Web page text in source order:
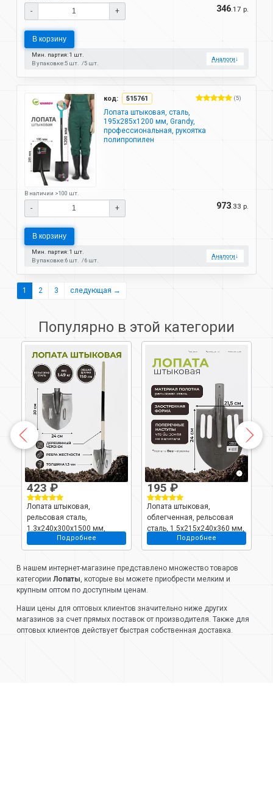
- + 346 .17 р.
В корзину
Мин. партия: 1 шт.
В упаковке:5 шт. 5 шт.
Аналоги↓
код: 515761 (5)
Лопата штыковая, сталь,
195х285х1200 мм, Grandy,
профессиональная, рукоятка
полипропилен
В наличии >100 шт.
- + 973 .33 р.
В корзину
Мин. партия: 1 шт.
В упаковке:6 шт. 6 шт.
Аналоги↓
1 2 3 следующая →
Популярно в этой категории
423 ₽
Лопата штыковая,
рельсовая сталь,
1.3х240х300х1500 мм,
черенок деревянный, СП,
S506
Подробнее
195 ₽
Лопата штыковая,
облегченная, рельсовая
сталь, 1.5х215х240х360 мм,
S506-6, без черенка
Подробнее
В нашем интернет-магазине представлено множество товаров
категории Лопаты, которые вы можете приобрести мелким и
крупным оптом по доступным ценам.
Наши цены для оптовых клиентов значительно ниже других
магазинов за счет прямых поставок от производителя. Также для
оптовых клиентов действует быстрая собственная доставка.